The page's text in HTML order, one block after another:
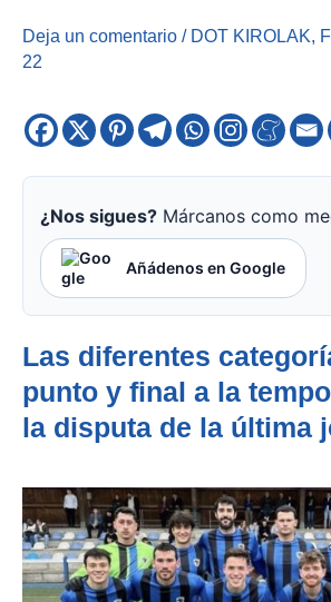
Deja un comentario / DOT KIROLAK,
22
¿Nos sigues? Márcanos como
Añádenos en Google
Las diferentes
punto y final a la
la disputa de la última